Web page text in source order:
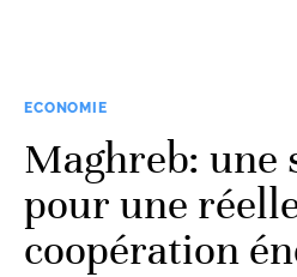
ECONOMIE
Maghreb: une
pour une
coopération